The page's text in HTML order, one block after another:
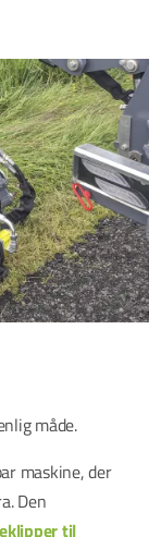
måde.
maskine, der
Den
til